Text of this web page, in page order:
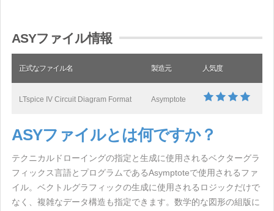
ASYファイル情報
正式なファイル名 製造元 人気度
LTspice IV Circuit Diagram Format Asymptote
ASYファイルとは何ですか？
テクニカルドローイングの指定と生成に使用されるベクターグラ
フィックス言語とプログラムであるAsymptoteで使用されるファ
イル。ベクトルグラフィックの生成に使用されるロジックだけで
なく、複雑なデータ構造も指定できます。数学的な図形の組版に